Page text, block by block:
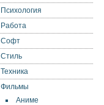
Психология
Работа
Софт
Стиль
Техника
Фильмы
Аниме